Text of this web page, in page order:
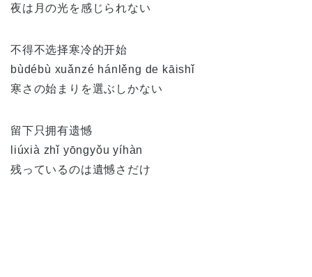
夜は月の光を感じられない
不得不选择寒冷的开始
bùdébù xuǎnzé hánlěng de kāishǐ
寒さの始まりを選ぶしかない
留下只拥有遗憾
liúxià zhǐ yōngyǒu yíhàn
残っているのは遺憾さだけ